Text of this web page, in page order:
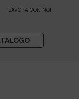
LAVORA CON NOI